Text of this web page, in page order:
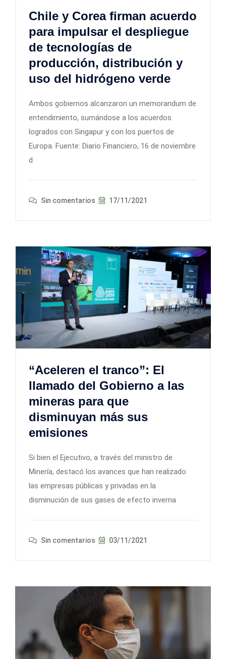
Chile y Corea firman acuerdo
para impulsar el despliegue
de tecnologías de
producción, distribución y
uso del hidrógeno verde
Ambos gobiernos alcanzaron un memorandum de
entendimiento, sumándose a los acuerdos
logrados con Singapur y con los puertos de
Europa. Fuente: Diario Financiero, 16 de noviembre
d
Sin comentarios 17/11/2021
“Aceleren el tranco”: El
llamado del Gobierno a las
mineras para que
disminuyan más sus
emisiones
Si bien el Ejecutivo, a través del ministro de
Minería, destacó los avances que han realizado
las empresas públicas y privadas en la
disminución de sus gases de efecto inverna
Sin comentarios 03/11/2021